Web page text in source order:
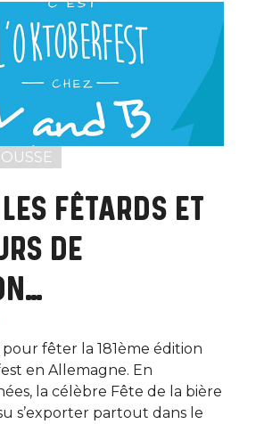
FÊTARDS ET
DE
fêter la 181ème édition
en Allemagne. En
la célèbre Fête de la bière
s’exporter partout dans le